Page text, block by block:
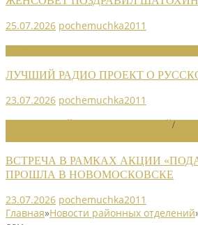
25.07.2026 pochemuchka2011
ЛУЧШИЙ РАДИО ПРОЕКТ О
23.07.2026 pochemuchka2011
/
ВСТРЕЧА В РАМКАХ АКЦИИ
ПРОШЛА В НОВОМОСКОВСКЕ
23.07.2026 pochemuchka2011
Главная»Новости районных отделений